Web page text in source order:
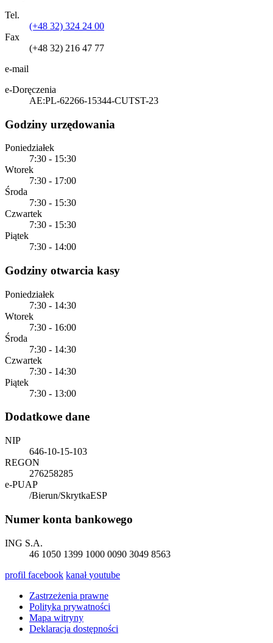
Tel.
(+48 32) 324 24 00
Fax
(+48 32) 216 47 77
e-mail
e-Doręczenia
AE:PL-62266-15344-CUTST-23
Godziny urzędowania
Poniedziałek
7:30 - 15:30
Wtorek
7:30 - 17:00
Środa
7:30 - 15:30
Czwartek
7:30 - 15:30
Piątek
7:30 - 14:00
Godziny otwarcia kasy
Poniedziałek
7:30 - 14:30
Wtorek
7:30 - 16:00
Środa
7:30 - 14:30
Czwartek
7:30 - 14:30
Piątek
7:30 - 13:00
Dodatkowe dane
NIP
646-10-15-103
REGON
276258285
e-PUAP
/Bierun/SkrytkaESP
Numer konta bankowego
ING S.A.
46 1050 1399 1000 0090 3049 8563
profil facebook kanałyoutube
Zastrzeżenia prawne
Polityka prywatności
Mapa witryny
Deklaracja dostępności